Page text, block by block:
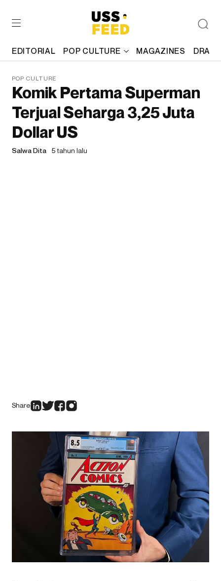
EDITORIAL POP CULTURE MAGAZINES
POP CULTURE
Komik Pertama Superman
Terjual Seharga 3,25 Juta
Dollar US
Salwa Dita 5 tahun lalu
Share